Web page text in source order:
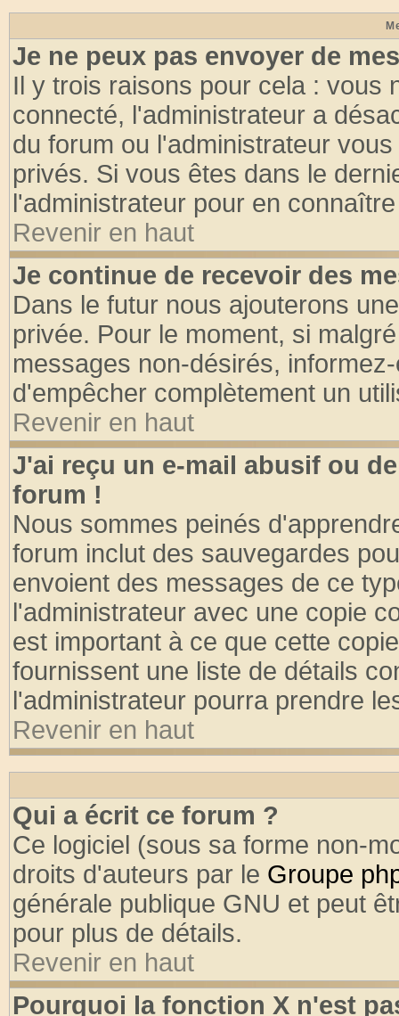
Je ne peux pas envoyer de
Il y trois raisons pour cela : vous
connecté, l'administrateur a
du forum ou l'administrateur
privés. Si vous êtes dans le
l'administrateur pour en
Revenir en haut
Je continue de recevoir des
Dans le futur nous ajouterons
privée. Pour le moment, si
messages non-désirés,
d'empêcher complètement un
Revenir en haut
J'ai reçu un e-mail abusif ou
forum !
Nous sommes peinés
forum inclut des sauvegardes
envoient des messages de ce
l'administrateur avec une copie
est important à ce que cette
fournissent une liste de détails
l'administrateur pourra prendre
Revenir en haut
Qui a écrit ce forum ?
Ce logiciel (sous sa forme non-
droits d'auteurs par le Groupe
générale publique GNU et peut
pour plus de détails.
Revenir en haut
Pourquoi la fonction X n'est